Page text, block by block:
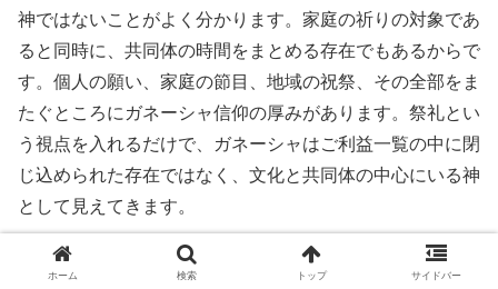
神ではないことがよく分かります。家庭の祈りの対象であ
ると同時に、共同体の時間をまとめる存在でもあるからで
す。個人の願い、家庭の節目、地域の祝祭、その全部をま
たぐところにガネーシャ信仰の厚みがあります。祭礼とい
う視点を入れるだけで、ガネーシャはご利益一覧の中に閉
じ込められた存在ではなく、文化と共同体の中心にいる神
として見えてきます。
家庭と地域社会の両方で広がる信仰の強さ
ホーム 検索 トップ サイドバー